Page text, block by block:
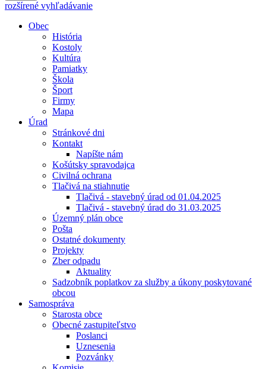
rozšírené vyhľadávanie
Obec
História
Kostoly
Kultúra
Pamiatky
Škola
Šport
Firmy
Mapa
Úrad
Stránkové dni
Kontakt
Napíšte nám
Košútsky spravodajca
Civilná ochrana
Tlačivá na stiahnutie
Tlačivá - stavebný úrad od 01.04.2025
Tlačivá - stavebný úrad do 31.03.2025
Územný plán obce
Pošta
Ostatné dokumenty
Projekty
Zber odpadu
Aktuality
Sadzobník poplatkov za služby a úkony poskytované
obcou
Samospráva
Starosta obce
Obecné zastupiteľstvo
Poslanci
Uznesenia
Pozvánky